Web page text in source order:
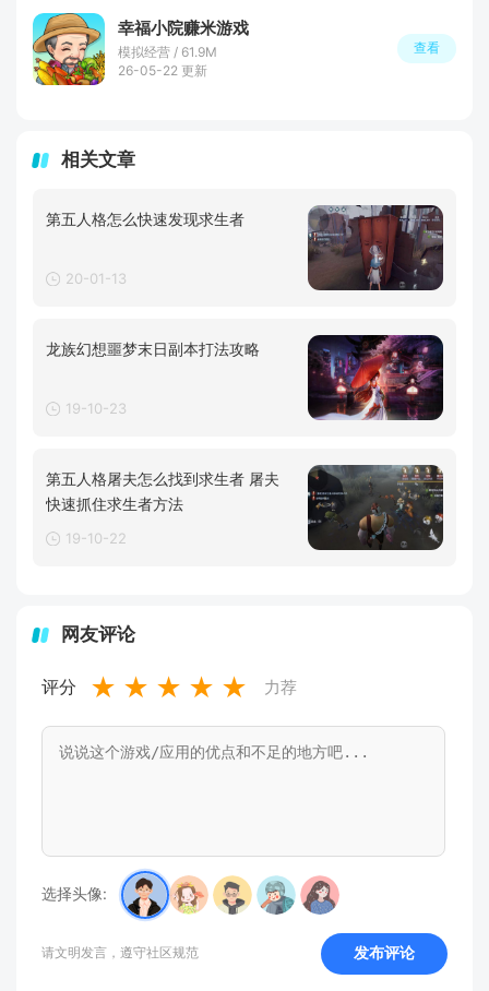
幸福小院赚米游戏
模拟经营 / 61.9M
26-05-22 更新
查看
相关文章
第五人格怎么快速发现求生者
20-01-13
龙族幻想噩梦末日副本打法攻略
19-10-23
第五人格屠夫怎么找到求生者 屠夫
快速抓住求生者方法
19-10-22
网友评论
评分 ★ ★ ★ ★ ★ 力荐
选择头像:
请文明发言，遵守社区规范 发布评论